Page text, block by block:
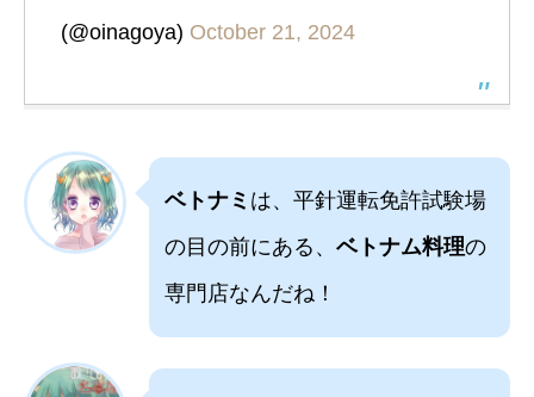
(@oinagoya) October 21, 2024
ベトナミ は、平針運転免許試験場
の目の前にある、 ベトナム料理の
専門店なんだね！